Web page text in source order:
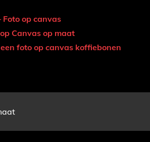
op canvas
Canvas op maat
foto op canvas koffiebonen